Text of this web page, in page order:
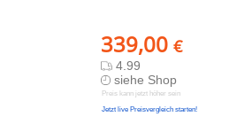
339,00 €
4.99
siehe Shop
Preis kann jetzt höher sein
Jetzt live Preisvergleich starten!